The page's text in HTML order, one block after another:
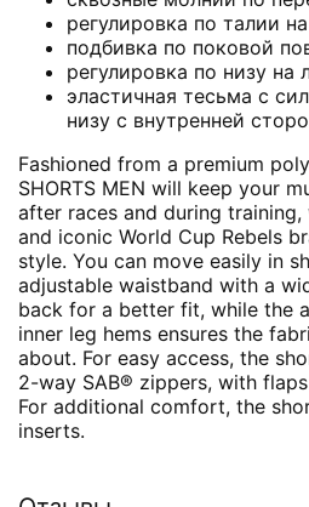
регулировка по талии
подбивка по поковой
регулировка по низу на
эластичная тесьма с
низу с внутренней
Fashioned from a premium
SHORTS MEN will keep your
after races and during
and iconic World Cup Rebels
style. You can move easily in
adjustable waistband with a
back for a better fit, while the
inner leg hems ensures the
about. For easy access, the
2-way SAB® zippers, with
For additional comfort, the
inserts.